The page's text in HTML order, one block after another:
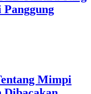
Mimpi